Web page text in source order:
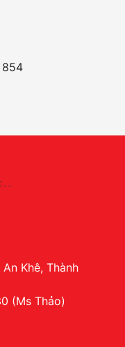
Khê, Thành
(Ms Thảo)